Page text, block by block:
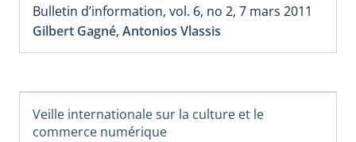
Bulletin d’information, vol. 6, no 2, 7 mars 2011
Gilbert Gagné, Antonios Vlassis
Veille internationale sur la culture et le
commerce numérique